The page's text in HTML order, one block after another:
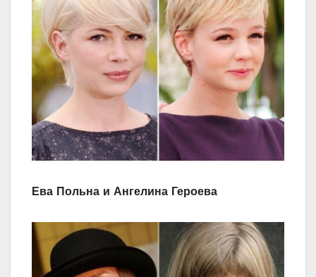
Ева Польна и Ангелина Героева